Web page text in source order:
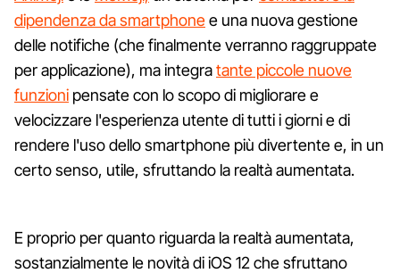
dipendenza da smartphonee una nuova gestione
delle notifiche (che finalmente verranno raggruppate
per applicazione), ma integratante piccole nuove
funzioni pensate con lo scopo di migliorare e
velocizzare l'esperienza utente di tutti i giorni e di
rendere l'uso dello smartphone più divertente e, in un
certo senso, utile, sfruttando la realtà aumentata.
E proprio per quanto riguarda la realtà aumentata,
sostanzialmente le novità di iOS 12 che sfruttano